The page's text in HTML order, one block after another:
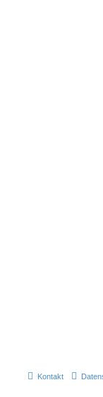
Kontakt